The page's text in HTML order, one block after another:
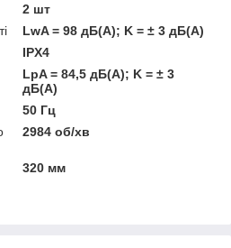
2 шт
LwA = 98 дБ(А); K = ± 3 дБ(А)
IPX4
LpA = 84,5 дБ(А); K = ± 3
дБ(А)
50 Гц
2984 об/хв
320 мм